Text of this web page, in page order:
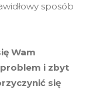
sposób
Wam
i zbyt
się